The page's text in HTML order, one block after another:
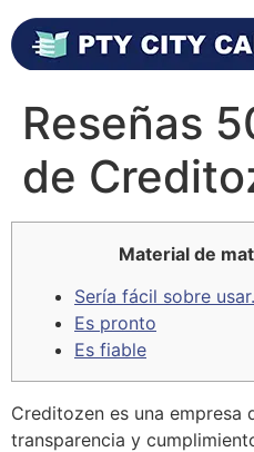
Reseñas
de
Material de
Serí­a fácil sobre usar.
Es pronto
Es fiable
Creditozen es una empresa
transparencia y